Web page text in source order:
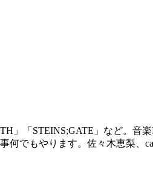
」「STEINS;GATE」など。
でもやります。佐々木恵梨、